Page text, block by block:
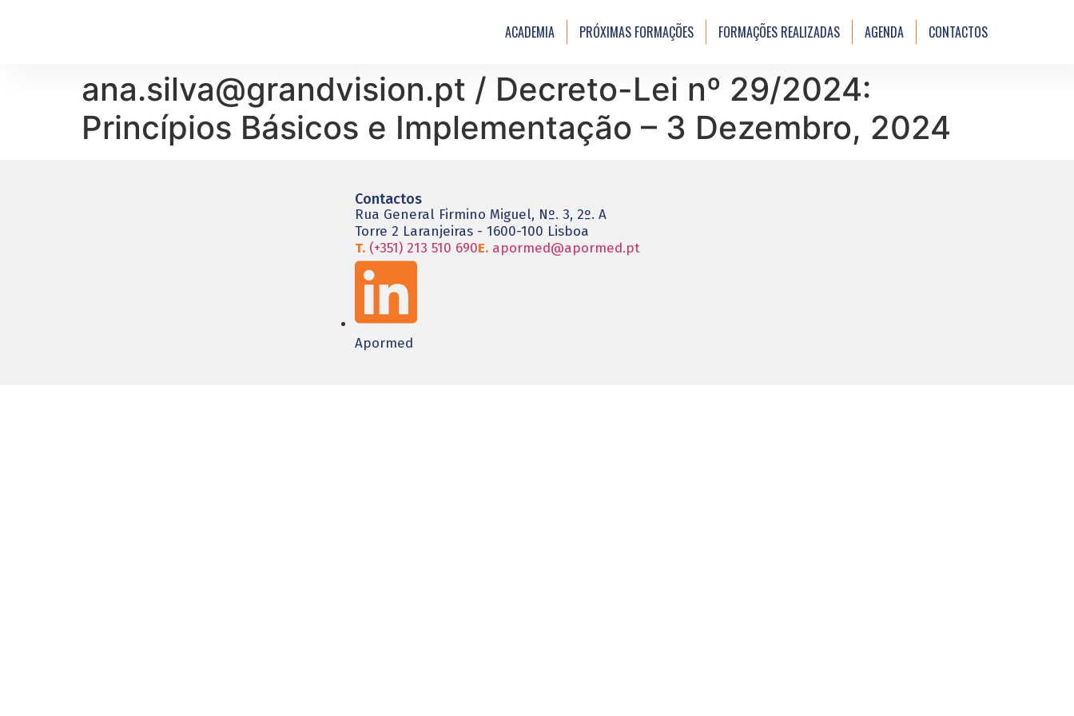
ACADEMIA PRÓXIMAS FORMAÇÕES FORMAÇÕES REALIZADAS AGENDA CONTACTOS
ana.silva@grandvision.pt / Decreto-Lei nº 29/2024:
Princípios Básicos e Implementação – 3 Dezembro, 2024
Contactos
Rua General Firmino Miguel, Nº. 3, 2º. A
Torre 2 Laranjeiras - 1600-100 Lisboa
T. (+351) 213 510 690E. apormed@apormed.pt
Apormed